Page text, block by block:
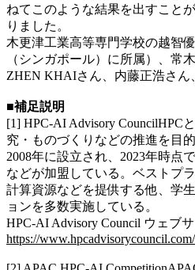
ねてこのような結果を出すこと
りました。
木更津工業高等専門学校の越智
（シンガポール）に所属）、常
ZHEN KHAIさん、内藤正浩さん
■補足説明
[1] HPC-AI Advisory CouncilHPC
究・ものづくりなどの推進を目
2008年に設立され、2023年時点
などが加盟している。ベストプ
計算資源などを提供する他、学
ョンを多数実施している。
HPC-AI Advisory Council ウェブ
https://www.hpcadvisorycouncil.com/